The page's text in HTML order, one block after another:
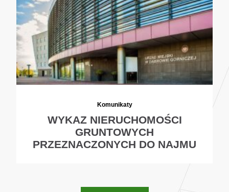
Komunikaty
WYKAZ NIERUCHOMOŚCI
GRUNTOWYCH
PRZEZNACZONYCH DO NAJMU